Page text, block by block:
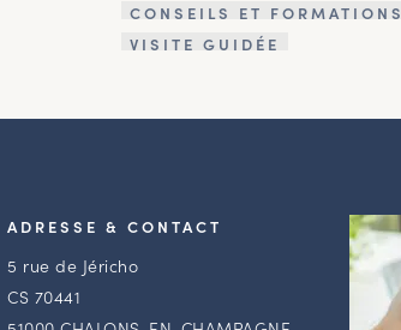
CONSEILS ET FORMATIONS
VISITE GUIDÉE
ADRESSE & CONTACT
5 rue de Jéricho
CS 70441